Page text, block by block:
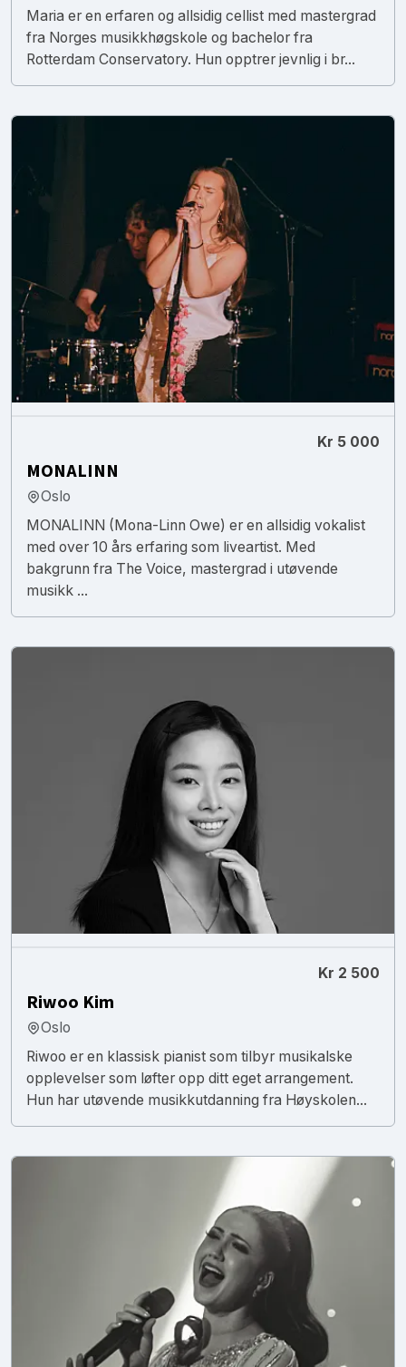
Maria er en erfaren og allsidig cellist med mastergrad
fra Norges musikkhøgskole og bachelor fra
Rotterdam Conservatory. Hun opptrer jevnlig i br...
Kr 5 000
MONALINN
Oslo
MONALINN (Mona-Linn Owe) er en allsidig vokalist
med over 10 års erfaring som liveartist. Med
bakgrunn fra The Voice, mastergrad i utøvende
musikk ...
Kr 2 500
Riwoo Kim
Oslo
Riwoo er en klassisk pianist som tilbyr musikalske
opplevelser som løfter opp ditt eget arrangement.
Hun har utøvende musikkutdanning fra Høyskolen...